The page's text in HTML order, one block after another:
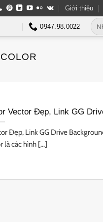
Giới thiệu
0947.98.0022
Tìm
Vector Đẹp, Link GG
Đẹp, Link GG Drive
là các hình [...]